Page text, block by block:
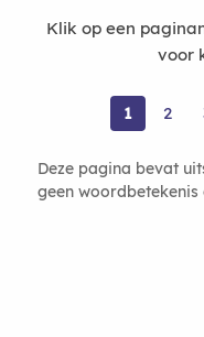
Klik op een
voor
1 2
Deze pagina bevat
geen woordbetekenis